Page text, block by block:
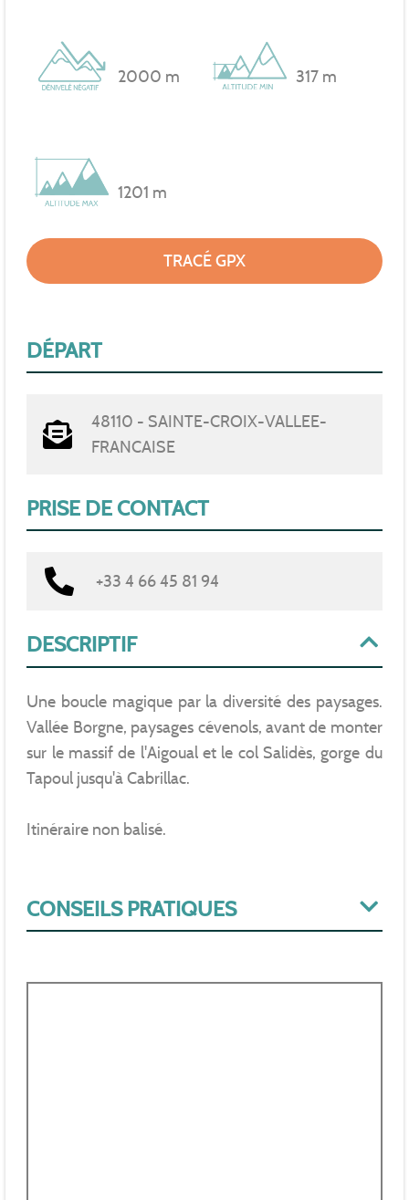
DESCRIPTIF
Une boucle magique par la diversité des paysages.
Vallée Borgne, paysages cévenols, avant de monter
sur le massif de l'Aigoual et le col Salidès, gorge du
Tapoul jusqu'à Cabrillac.
Itinéraire non balisé.
CONSEILS PRATIQUES
2000 m 317 m
1201 m
TRACÉ GPX
DÉPART
48110 - SAINTE-CROIX-VALLEE-
FRANCAISE
PRISE DE CONTACT
+33 4 66 45 81 94